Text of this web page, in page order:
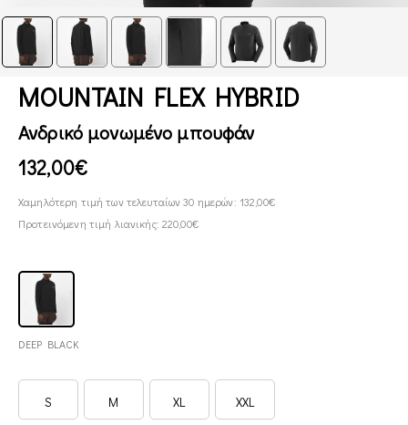
MOUNTAIN FLEX HYBRID
Ανδρικό μονωμένο μπουφάν
132,00€
Χαμηλότερη τιμή των τελευταίων 30 ημερών: 132,00€
Προτεινόμενη τιμή λιανικής: 220,00€
DEEP BLACK
S M XL XXL